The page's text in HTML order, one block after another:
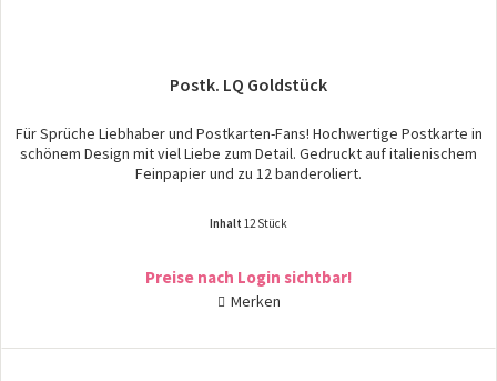
Postk. LQ Goldstück
Für Sprüche Liebhaber und Postkarten-Fans! Hochwertige Postkarte in
schönem Design mit viel Liebe zum Detail. Gedruckt auf italienischem
Feinpapier und zu 12 banderoliert.
Inhalt12 Stück
Preise nach Login sichtbar!
Merken